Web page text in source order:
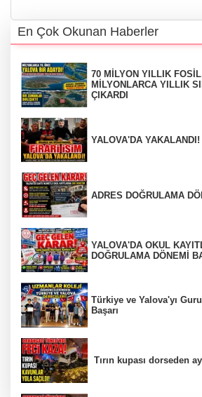
En Çok Okunan Haberler
70 MİLYON YILLIK
MİLYONLARCA YILLIK
ÇIKARDI
YALOVA'DA YAKALANDI!
ADRES DOĞRULAMA
YALOVA'DA OKUL
DOĞRULAMA DÖNEMİ
Türkiye ve Yalova'yı
Başarı
Tırın kupası dorseden